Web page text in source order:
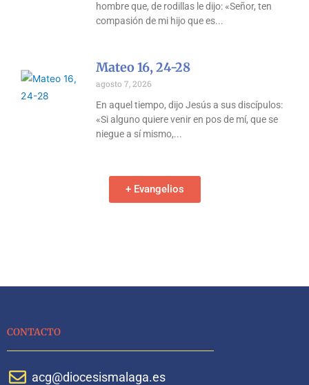
hombre que, de rodillas le dijo: «Señor, ten
compasión de mi hijo que es
Mateo 16, 24-28
agosto 7, 2026
En aquel tiempo, dijo Jesús a sus discípulos:
«Si alguno quiere venir en pos de mí, que se
niegue a sí mismo,
+ Evangelios
CONTACTO
acg@diocesismalaga.es